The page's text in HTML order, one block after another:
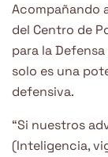
Acompañando
del Centro de
para la
solo es una
defensiva.
“Si nuestros
(Inteligencia,